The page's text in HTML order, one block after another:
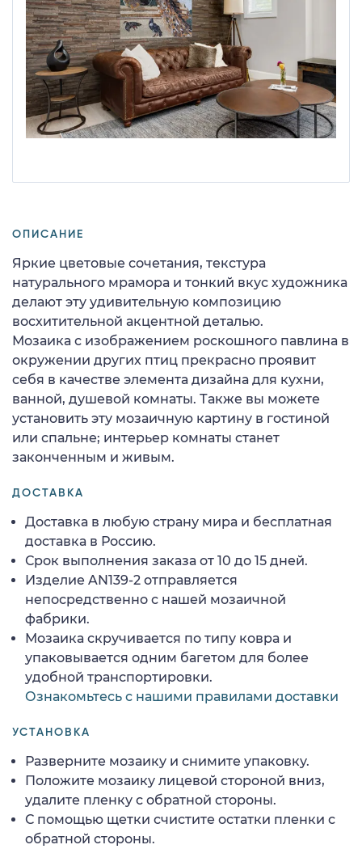
ОПИСАНИЕ
Яркие цветовые сочетания, текстура
натурального мрамора и тонкий вкус художника
делают эту удивительную композицию
восхитительной акцентной деталью.
Мозаика с изображением роскошного павлина в
окружении других птиц прекрасно проявит
себя в качестве элемента дизайна для кухни,
ванной, душевой комнаты. Также вы можете
установить эту мозаичную картину в гостиной
или спальне; интерьер комнаты станет
законченным и живым.
ДОСТАВКА
Доставка в любую страну мира и бесплатная
доставка в Россию.
Срок выполнения заказа от 10 до 15 дней.
Изделие AN139-2 отправляется
непосредственно с нашей мозаичной
фабрики.
Мозаика скручивается по типу ковра и
упаковывается одним багетом для более
удобной транспортировки.
Ознакомьтесь с нашими правилами доставки
УСТАНОВКА
Разверните мозаику и снимите упаковку.
Положите мозаику лицевой стороной вниз,
удалите пленку с обратной стороны.
С помощью щетки счистите остатки пленки с
обратной стороны.